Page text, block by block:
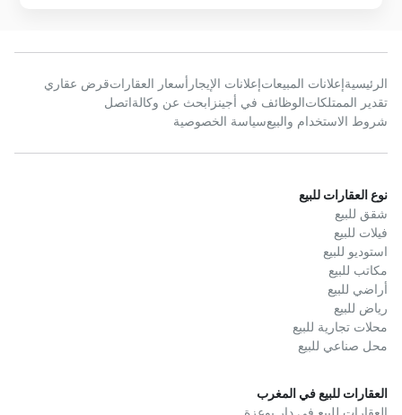
الرئيسيةإعلانات المبيعاتإعلانات الإيجار أسعار العقاراتقرض عقاري
تقدير الممتلكاتالوظائف في أجينز ابحث عن وكالةاتصل
شروط الاستخدام والبيعسياسة الخصوصية
نوع العقارات للبيع
شقق للبيع
فيلات للبيع
استوديو للبيع
مكاتب للبيع
أراضي للبيع
رياض للبيع
محلات تجارية للبيع
محل صناعي للبيع
العقارات للبيع في المغرب